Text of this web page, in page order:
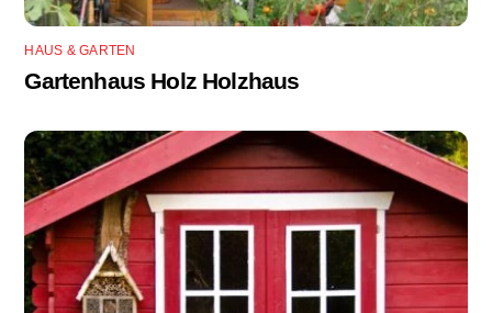
HAUS & GARTEN
Gartenhaus Holz Holzhaus